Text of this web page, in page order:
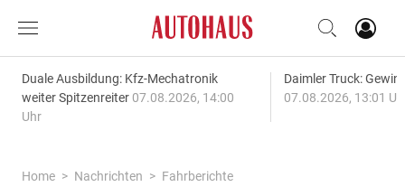
Duale Ausbildung: Kfz-Mechatronik
weiter Spitzenreiter 07.08.2026, 14:00
Uhr
Daimler Truck:
07.08.2026, 13:01
Home Nachrichten
Fahrberichte